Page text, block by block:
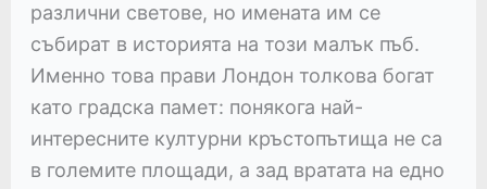
различни светове, но имената им се
събират в историята на този малък пъб.
Именно това прави Лондон толкова богат
като градска памет: понякога най-
интересните културни кръстопътища не са
в големите площади, а зад вратата на едно